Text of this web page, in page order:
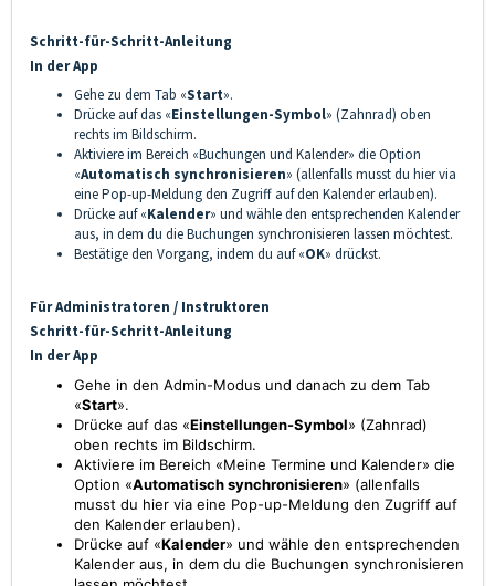
Schritt-für-Schritt-Anleitung
In der App
Gehe zu dem Tab «Start».
Drücke auf das «Einstellungen-Symbol» (Zahnrad) oben
rechts im Bildschirm.
Aktiviere im Bereich «Buchungen und Kalender» die Option
«Automatisch synchronisieren» (allenfalls musst du hier via
eine Pop-up-Meldung den Zugriff auf den Kalender erlauben).
Drücke auf «Kalender» und wähle den entsprechenden Kalender
aus, in dem du die Buchungen synchronisieren lassen möchtest.
Bestätige den Vorgang, indem du auf «OK» drückst.
Für Administratoren / Instruktoren
Schritt-für-Schritt-Anleitung
In der App
Gehe in den Admin-Modus und danach zu dem Tab
«Start».
Drücke auf das «Einstellungen-Symbol» (Zahnrad)
oben rechts im Bildschirm.
Aktiviere im Bereich «Meine Termine und Kalender» die
Option «Automatisch synchronisieren» (allenfalls
musst du hier via eine Pop-up-Meldung den Zugriff auf
den Kalender erlauben).
Drücke auf «Kalender» und wähle den entsprechenden
Kalender aus, in dem du die Buchungen synchronisieren